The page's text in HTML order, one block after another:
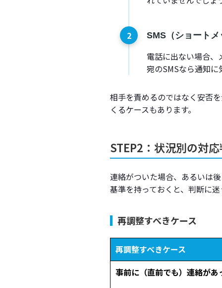
SMS（ショート
電話に出ない場合、
宛のSMSなら通知
相手を責めるのではなく安否
くるケースもあります。
STEP2：状況別の対
連絡がついた場合、あるいは
基準を持っておくと、判断に
再調整すべきケース
再調整すべきケース
事前に（直前でも）連絡があ